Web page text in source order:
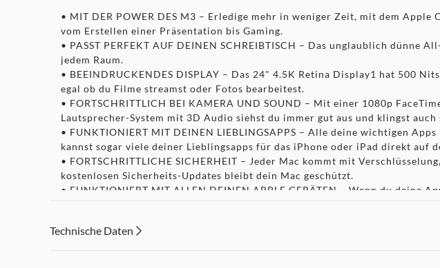
• MIT DER POWER DES M3 – Erledige mehr in weniger Zeit, mit dem
vom Erstellen einer Präsentation bis Gaming.
• PASST PERFEKT AUF DEINEN SCHREIBTISCH – Das unglaublich
jedem Raum.
• BEEINDRUCKENDES DISPLAY – Das 24" 4.5K Retina Display1 hat
egal ob du Filme streamst oder Fotos bearbeitest.
• FORTSCHRITTLICH BEI KAMERA UND SOUND – Mit einer 1080p
Lautsprecher-System mit 3D Audio siehst du immer gut aus und klingst auch
• FUNKTIONIERT MIT DEINEN LIEBLINGSAPPS – Alle deine wichtigen
kannst sogar viele deiner Lieblingsapps für das iPhone oder iPad direkt auf
• FORTSCHRITTLICHE SICHERHEIT – Jeder Mac kommt mit
kostenlosen Sicherheits-Updates bleibt dein Mac geschützt.
• FUNKTIONIERT MIT ALLEN DEINEN APPLE GERÄTEN – Wenn du
• MAGIC ZUBEHÖR – Der iMac kommt mit einer farblich passenden Magic
Technische Daten